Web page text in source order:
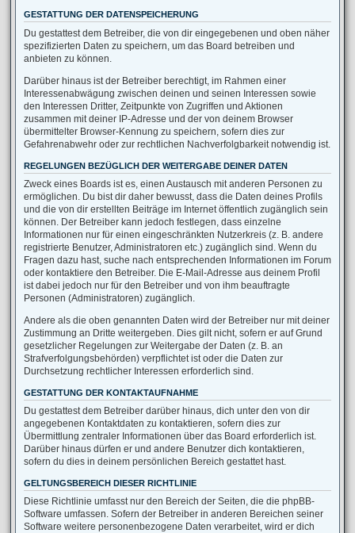
GESTATTUNG DER DATENSPEICHERUNG
Du gestattest dem Betreiber, die von dir eingegebenen und oben näher
spezifizierten Daten zu speichern, um das Board betreiben und
anbieten zu können.
Darüber hinaus ist der Betreiber berechtigt, im Rahmen einer
Interessenabwägung zwischen deinen und seinen Interessen sowie
den Interessen Dritter, Zeitpunkte von Zugriffen und Aktionen
zusammen mit deiner IP-Adresse und der von deinem Browser
übermittelter Browser-Kennung zu speichern, sofern dies zur
Gefahrenabwehr oder zur rechtlichen Nachverfolgbarkeit notwendig ist.
REGELUNGEN BEZÜGLICH DER WEITERGABE DEINER DATEN
Zweck eines Boards ist es, einen Austausch mit anderen Personen zu
ermöglichen. Du bist dir daher bewusst, dass die Daten deines Profils
und die von dir erstellten Beiträge im Internet öffentlich zugänglich sein
können. Der Betreiber kann jedoch festlegen, dass einzelne
Informationen nur für einen eingeschränkten Nutzerkreis (z. B. andere
registrierte Benutzer, Administratoren etc.) zugänglich sind. Wenn du
Fragen dazu hast, suche nach entsprechenden Informationen im Forum
oder kontaktiere den Betreiber. Die E-Mail-Adresse aus deinem Profil
ist dabei jedoch nur für den Betreiber und von ihm beauftragte
Personen (Administratoren) zugänglich.
Andere als die oben genannten Daten wird der Betreiber nur mit deiner
Zustimmung an Dritte weitergeben. Dies gilt nicht, sofern er auf Grund
gesetzlicher Regelungen zur Weitergabe der Daten (z. B. an
Strafverfolgungsbehörden) verpflichtet ist oder die Daten zur
Durchsetzung rechtlicher Interessen erforderlich sind.
GESTATTUNG DER KONTAKTAUFNAHME
Du gestattest dem Betreiber darüber hinaus, dich unter den von dir
angegebenen Kontaktdaten zu kontaktieren, sofern dies zur
Übermittlung zentraler Informationen über das Board erforderlich ist.
Darüber hinaus dürfen er und andere Benutzer dich kontaktieren,
sofern du dies in deinem persönlichen Bereich gestattet hast.
GELTUNGSBEREICH DIESER RICHTLINIE
Diese Richtlinie umfasst nur den Bereich der Seiten, die die phpBB-
Software umfassen. Sofern der Betreiber in anderen Bereichen seiner
Software weitere personenbezogene Daten verarbeitet, wird er dich